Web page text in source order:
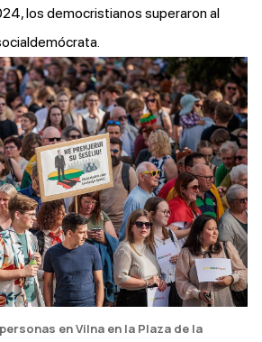
los democristianos superaron al
en Vilna en la Plaza de la